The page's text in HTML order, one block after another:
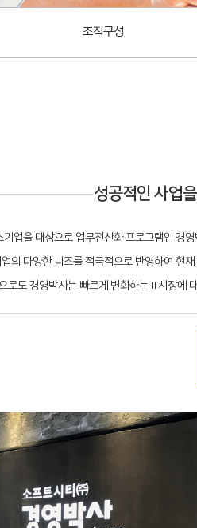
조직구성
성공적인 사업
업을 대상으로 업무전산화 프로그램인 경
의 다양한 니즈를 적극적으로 반영하여 현
로도 경영박사는 빠르게 변화하는 IT시장에